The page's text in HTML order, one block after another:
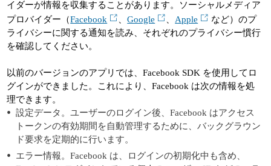
イダーが情報を収集することがあります。ソーシャルメディア
プロバイダー（Facebook 、Google Apple
など）のプ
ライバシーに関する通知を読み、それぞれのプライバシー慣行
を確認してください。
以前のバージョンのアプリでは、Facebook SDK を使用してロ
グインができました。これにより、Facebook は次の情報を処
理できます。
設定データ。ユーザーのログイン後、Facebook はアクセス
トークンの有効期間を自動管理するために、バックグラウン
ド要求を定期的に行います。
エラー情報。Facebook は、ログインの初期化中も含め、